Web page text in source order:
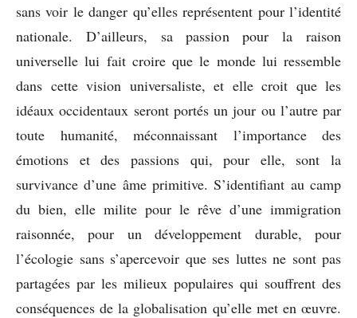
sans voir le danger qu’elles représentent pour l’identité
nationale. D’ailleurs, sa passion pour la raison
universelle lui fait croire que le monde lui ressemble
dans cette vision universaliste, et elle croit que les
idéaux occidentaux seront portés un jour ou l’autre par
toute humanité, méconnaissant l’importance des
émotions et des passions qui, pour elle, sont la
survivance d’une âme primitive. S’identifiant au camp
du bien, elle milite pour le rêve d’une immigration
raisonnée, pour un développement durable, pour
l’écologie sans s’apercevoir que ses luttes ne sont pas
partagées par les milieux populaires qui souffrent des
conséquences de la globalisation qu’elle met en œuvre.